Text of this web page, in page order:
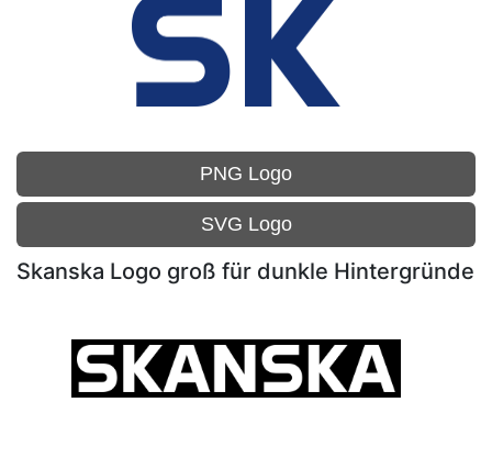
PNG Logo
SVG Logo
Skanska Logo groß für dunkle Hintergründe